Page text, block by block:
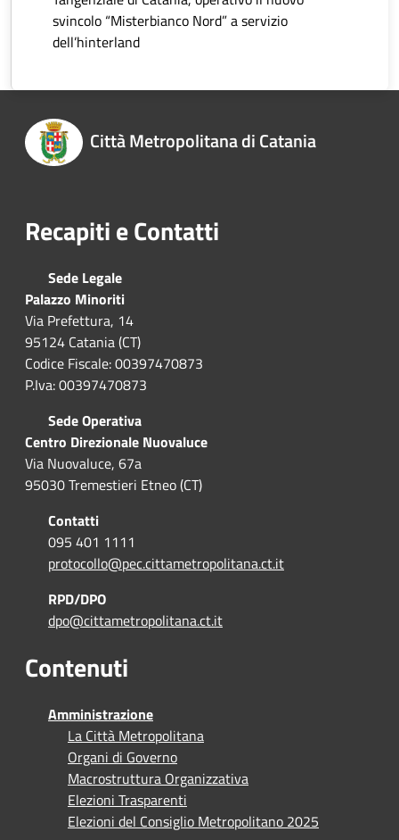
svincolo “Misterbianco Nord” a servizio
dell’hinterland
Città Metropolitana di Catania
Recapiti e Contatti
Sede Legale
Palazzo Minoriti
Via Prefettura, 14
95124 Catania (CT)
Codice Fiscale: 00397470873
P.Iva: 00397470873
Sede Operativa
Centro Direzionale Nuovaluce
Via Nuovaluce, 67a
95030 Tremestieri Etneo (CT)
Contatti
095 401 1111
protocollo@pec.cittametropolitana.ct.it
RPD/DPO
dpo@cittametropolitana.ct.it
Contenuti
Amministrazione
La Città Metropolitana
Organi di Governo
Macrostruttura Organizzativa
Elezioni Trasparenti
Elezioni del Consiglio Metropolitano 2025